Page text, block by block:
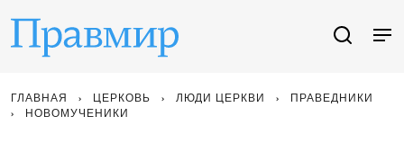
ГЛАВНАЯ ЦЕРКОВЬ ЛЮДИ ЦЕРКВИ
ПРАВЕДНИКИ
НОВОМУЧЕНИКИ